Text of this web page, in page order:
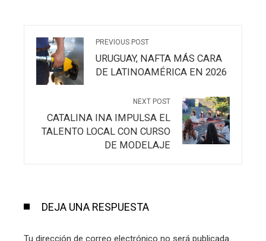
PREVIOUS POST
URUGUAY, NAFTA MÁS CARA
DE LATINOAMÉRICA EN 2026
NEXT POST
CATALINA INA IMPULSA EL
TALENTO LOCAL CON CURSO
DE MODELAJE
DEJA UNA RESPUESTA
Tu dirección de correo electrónico no será publicada.